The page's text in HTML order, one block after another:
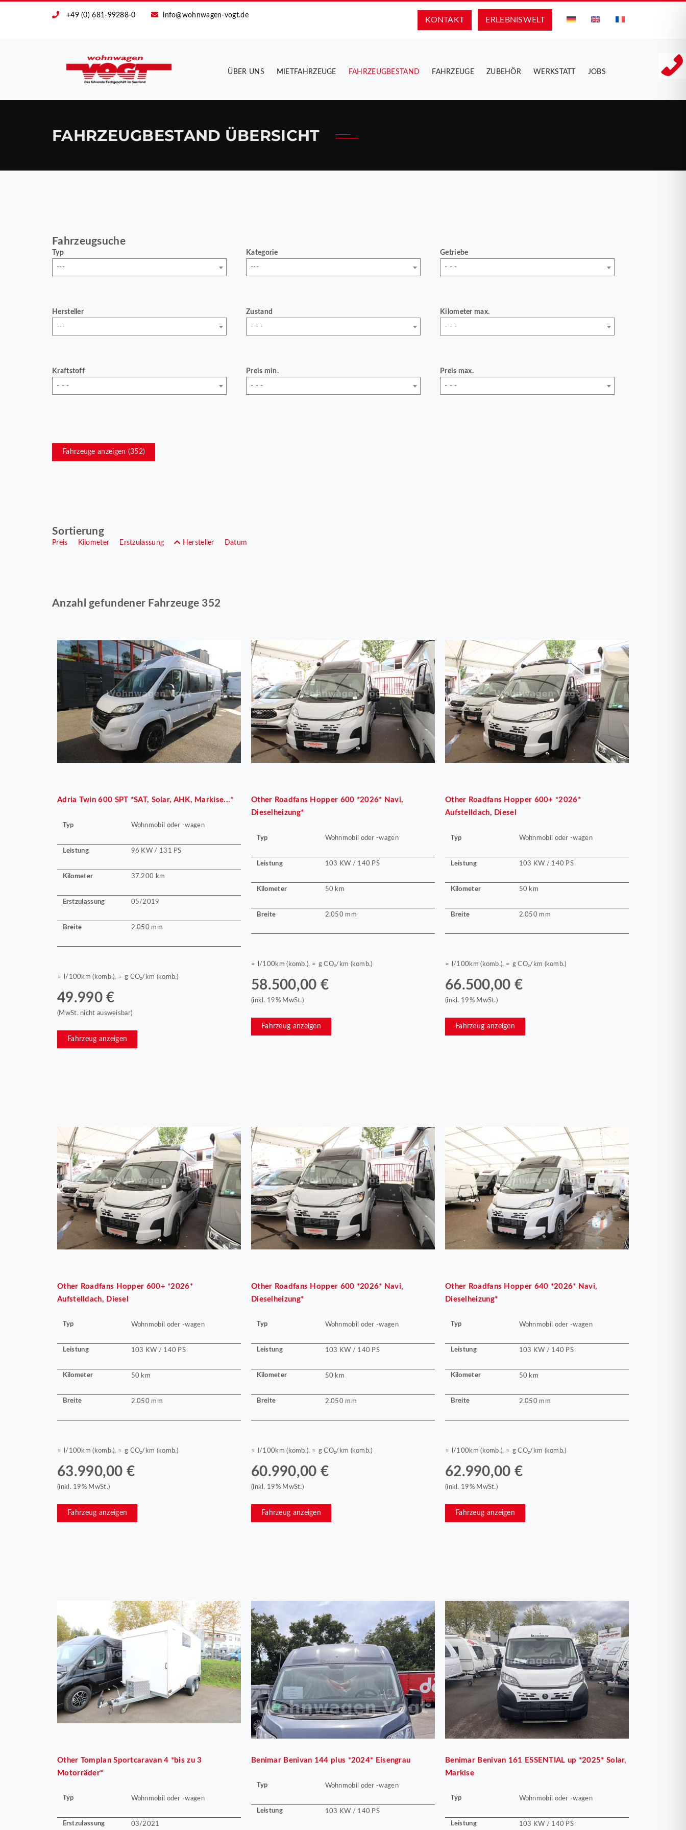
+49 (0) 681-99288-0 info@wohnwagen-vogt.de
ERLEBNIS­WELT
KONTAKT
ÜBER UNS MIETFAHRZEUGE FAHRZEUGBESTAND FAHRZEUGE ZUBEHÖR WERKSTATT JOBS
FAHRZEUGBESTAND ÜBERSICHT
Fahrzeugsuche
Typ
---
Hersteller
---
Kraftstoff
- - -
Kategorie
---
Zustand
- - -
Preis min.
- - -
Getriebe
- - -
Kilometer max.
- - -
Preis max.
- - -
Fahrzeuge anzeigen (352)
Sortierung
Preis Kilometer Erstzulassung Hersteller Datum
Anzahl gefundener Fahrzeuge 352
Adria Twin 600 SPT *SAT, Solar, AHK, Markise...*
Typ Wohnmobil oder -wagen
Leistung 96 KW / 131 PS
Kilometer 37.200 km
Erstzulassung 05/2019
Breite 2.050 mm
≈ l/100km (komb.), ≈ g CO₂/km (komb.)
49.990 €
(MwSt. nicht ausweisbar)
Fahrzeug anzeigen
Other Roadfans Hopper 600 *2026* Navi,
Dieselheizung*
Typ Wohnmobil oder -wagen
Leistung 103 KW / 140 PS
Kilometer 50 km
Breite 2.050 mm
≈ l/100km (komb.), ≈ g CO₂/km (komb.)
58.500,00 €
(inkl. 19% MwSt.)
Fahrzeug anzeigen
Other Roadfans Hopper 600+ *2026*
Aufstelldach, Diesel
Typ Wohnmobil oder -wagen
Leistung 103 KW / 140 PS
Kilometer 50 km
Breite 2.050 mm
≈ l/100km (komb.), ≈ g CO₂/km (komb.)
66.500,00 €
(inkl. 19% MwSt.)
Fahrzeug anzeigen
Other Roadfans Hopper 600+ *2026*
Aufstelldach, Diesel
Typ Wohnmobil oder -wagen
Leistung 103 KW / 140 PS
Kilometer 50 km
Breite 2.050 mm
≈ l/100km (komb.), ≈ g CO₂/km (komb.)
63.990,00 €
(inkl. 19% MwSt.)
Fahrzeug anzeigen
Other Roadfans Hopper 600 *2026* Navi,
Dieselheizung*
Typ Wohnmobil oder -wagen
Leistung 103 KW / 140 PS
Kilometer 50 km
Breite 2.050 mm
≈ l/100km (komb.), ≈ g CO₂/km (komb.)
60.990,00 €
(inkl. 19% MwSt.)
Fahrzeug anzeigen
Other Roadfans Hopper 640 *2026* Navi,
Dieselheizung*
Typ Wohnmobil oder -wagen
Leistung 103 KW / 140 PS
Kilometer 50 km
Breite 2.050 mm
≈ l/100km (komb.), ≈ g CO₂/km (komb.)
62.990,00 €
(inkl. 19% MwSt.)
Fahrzeug anzeigen
Other Tomplan Sportcaravan 4 *bis zu 3
Motorräder*
Typ Wohnmobil oder -wagen
Erstzulassung 03/2021
Benimar Benivan 144 plus *2024* Eisengrau
Typ Wohnmobil oder -wagen
Leistung 103 KW / 140 PS
Benimar Benivan 161 ESSENTIAL up *2025* Solar,
Markise
Typ Wohnmobil oder -wagen
Leistung 103 KW / 140 PS